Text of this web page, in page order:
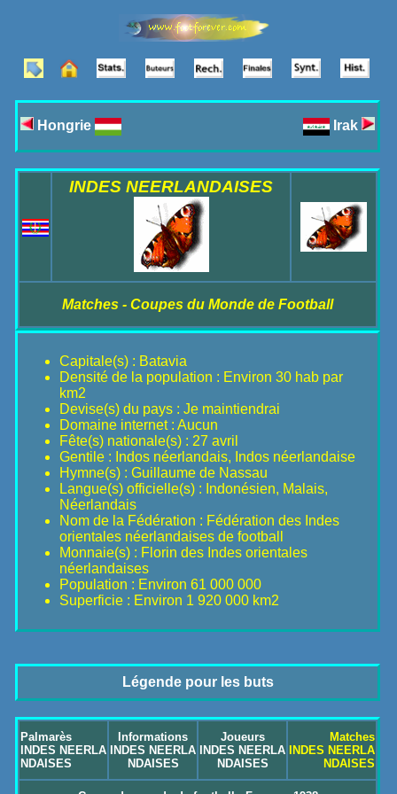
Hongrie Irak
INDES NEERLANDAISES
Matches - Coupes du Monde de Football
Capitale(s) : Batavia
Densité de la population : Environ 30 hab par
km2
Devise(s) du pays : Je maintiendrai
Domaine internet : Aucun
Fête(s) nationale(s) : 27 avril
Gentile : Indos néerlandais, Indos néerlandaise
Hymne(s) : Guillaume de Nassau
Langue(s) officielle(s) : Indonésien, Malais,
Néerlandais
Nom de la Fédération : Fédération des Indes
orientales néerlandaises de football
Monnaie(s) : Florin des Indes orientales
néerlandaises
Population : Environ 61 000 000
Superficie : Environ 1 920 000 km2
Légende pour les buts
Palmarès
INDES NEERLA
NDAISES
Informations
INDES NEERLA
NDAISES
Joueurs
INDES NEERLA
NDAISES
Matches
INDES NEERLA
NDAISES